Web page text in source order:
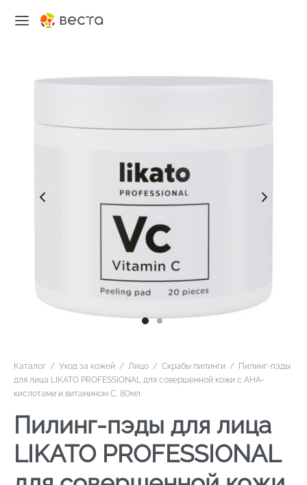
Каталог / Уход за кожей / Лицо / Скрабы пилинги / Пилинг-пэды
для лица LIKATO PROFESSIONAL для совершенной кожи с АНА-
кислотами и витамином С, 80мл
Пилинг-пэды для лица
LIKATO PROFESSIONAL